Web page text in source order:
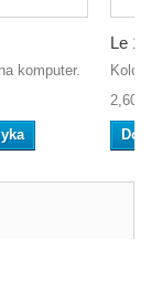
komputer.
Le
Kolor
2,60 €